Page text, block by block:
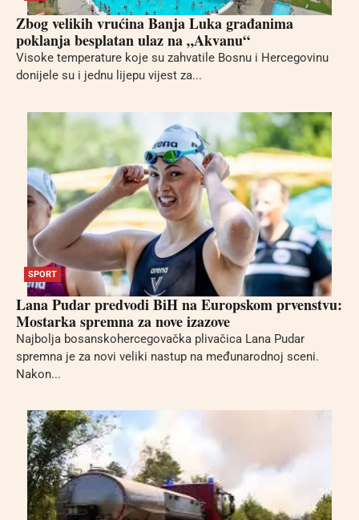
Zbog velikih vrućina Banja Luka građanima
poklanja besplatan ulaz na „Akvanu“
Visoke temperature koje su zahvatile Bosnu i Hercegovinu
donijele su i jednu lijepu vijest za...
SPORT
Lana Pudar predvodi BiH na Europskom prvenstvu:
Mostarka spremna za nove izazove
Najbolja bosanskohercegovačka plivačica Lana Pudar
spremna je za novi veliki nastup na međunarodnoj sceni.
Nakon...